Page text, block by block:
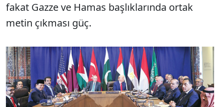
fakat Gazze ve Hamas başlıklarında ortak
metin çıkması güç.